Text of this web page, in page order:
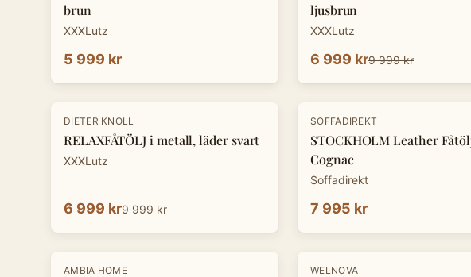
brun
XXXLutz
5 999 kr
ljusbrun
XXXLutz
6 999 kr9 999 kr
-30%
DIETER KNOLL
RELAXFÅTÖLJ i metall, läder svart
XXXLutz
6 999 kr9 999 kr
SOFFADIREKT
STOCKHOLM Leather
Cognac
Soffadirekt
7 995 kr
-30%
AMBIA HOME -30 %
WELNOVA